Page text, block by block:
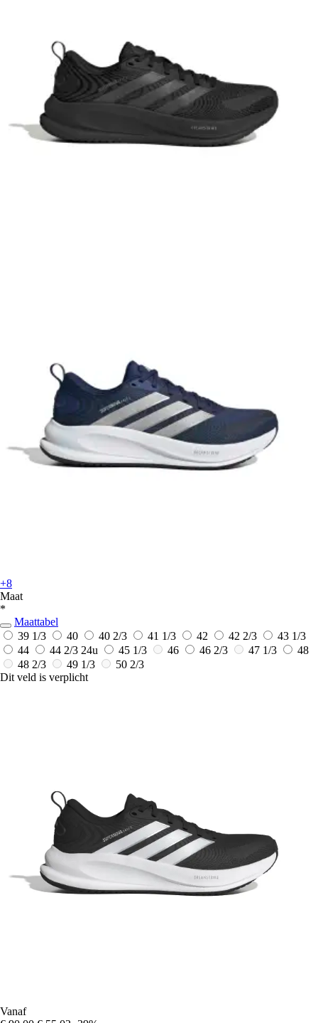
+8
Maat
*
Maattabel
39 1/3
40 40 2/3 41 1/3 42 42 2/3
43 1/3
44
44 2/3 24u 45 1/3 46 46 2/3 47 1/3
48
48 2/3
49 1/3
50 2/3
Dit veld is verplicht
Vanaf